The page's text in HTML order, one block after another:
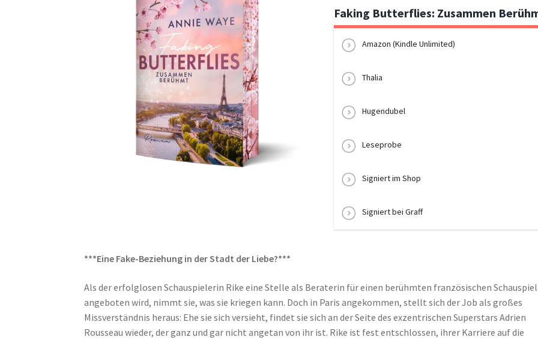
Faking Butterflies: Zusammen
Amazon (Kindle Unlimited)
Thalia
Hugendubel
Leseprobe
Signiert im Shop
Signiert bei Graff
***Eine Fake-Beziehung in der Stadt der Liebe?***
Als der erfolglosen Schauspielerin Rike eine Stelle als Beraterin für einen berühmten französischen
angeboten wird, nimmt sie, was sie kriegen kann. Doch in Paris angekommen, stellt sich der Job als großes
Missverständnis heraus: Ehe sie sich versieht, findet sie sich an der Seite des exzentrischen Superstars Adrien
Rousseau wieder, der ganz und gar nicht angetan von ihr ist. Rike ist fest entschlossen, ihrer Karriere auf die